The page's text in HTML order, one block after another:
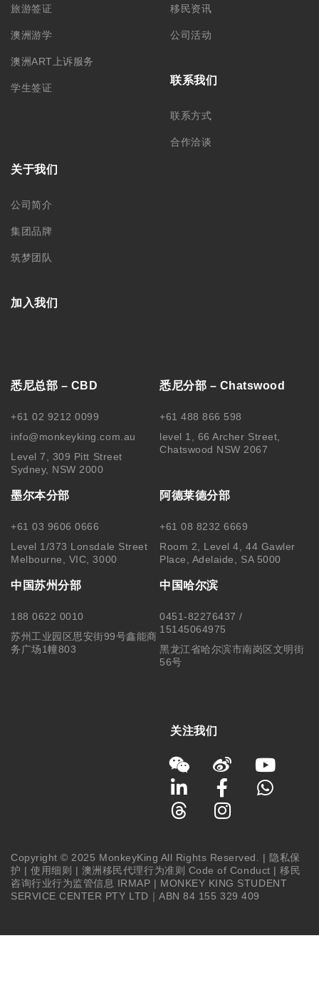
旅游签证
澳洲游学
澳洲ART上诉服务
学生签证
移民资讯
公司活动
联系我们
联系方式
合作洽谈
关于我们
公司简介
集团品牌
筑梦团队
加入我们
悉尼总部 – CBD
+61 02 9212 0099
info@monkeyking.com.au
Level 7, 309 Pitt Street
Sydney, NSW 2000
悉尼分部 – Chatswood
+61 488 866 598
level 1, 66 Archer Street,
Chatswood NSW 2067
墨尔本分部
+61 03 9606 0666
Level 1/373 Lonsdale Street
Melbourne, VIC, 3000
阿德莱德分部
+61 08 8232 6669
Room 2, Level 4, 44 Gawler
Place, Adelaide, SA 5000
中国苏州分部
188 0622 0010
苏州工业园区思安街99号鑫能商
务广场1幢803
中国哈尔滨
0451-82276437 /
15145064975
黑龙江省哈尔滨市南岗区文明街
56号
关注我们
Copyright © 2025 MonkeyKing All Rights Reserved. |隐私保
护 |使用细则 | 澳洲移民代理行为准则 Code of Conduct |移民
咨询行业行为监管信息 IRMAP | MONKEY KING STUDENT
SERVICE CENTER PTY LTD｜ABN 84 155 329 409